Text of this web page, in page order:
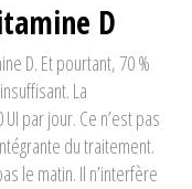
D
D. Et pourtant, 70 %
La
par jour. Ce n’est pas
du traitement.
le matin. Il n’interfère